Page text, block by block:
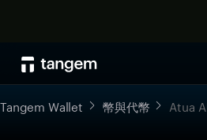
Tangem Wallet 幣與代幣 Atua